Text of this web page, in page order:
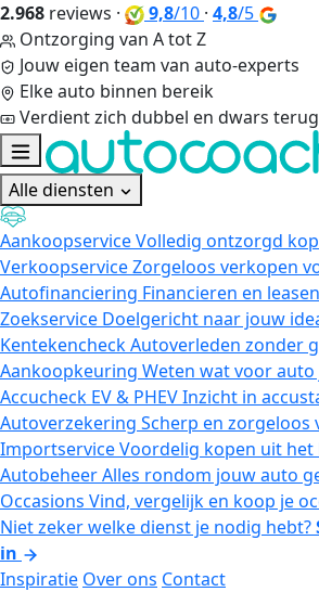
2.968 reviews · 9,8/10 · 4,8/5
Ontzorging van A tot Z
Jouw eigen team van auto-experts
Elke auto binnen bereik
Verdient zich dubbel en dwars terug
Alle diensten
AankoopserviceVolledig ontzorgd
VerkoopserviceZorgeloos verkopen
Autofinanciering Financieren en
Zoekservice Doelgericht naar jouw
KentekencheckAutoverleden zonder
Aankoopkeuring Weten wat voor
Accucheck EV & PHEVInzicht in
Autoverzekering Scherp en zorgeloos
ImportserviceVoordelig kopen uit
AutobeheerAlles rondom jouw auto
Occasions Vind, vergelijk en koop je
Niet zeker welke dienst je nodig hebt?
in
Inspiratie Over ons Contact